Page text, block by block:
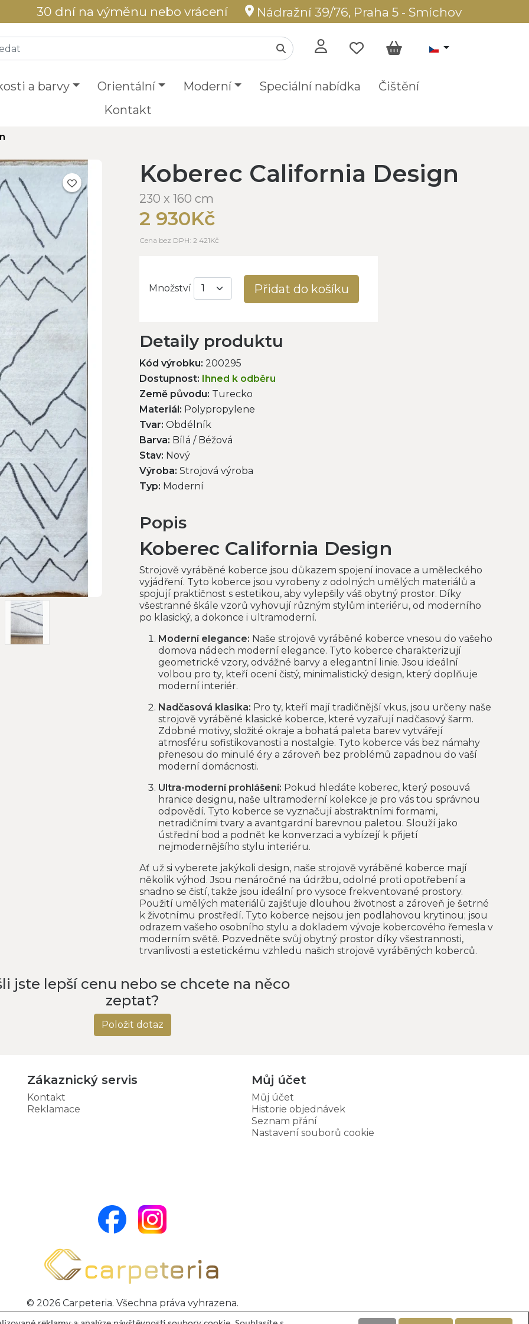
30 dní na výměnu nebo vrácení Nádražní 39/76, Praha 5 - Smíchov
a barvy Orientální Moderní Speciální nabídka
Čištění
Kontakt
Koberec California Design
230 x 160 cm
2 930Kč
Cena bez DPH: 2 421Kč
Množství Přidat do košíku
Detaily produktu
Kód výrobku: 200295
Dostupnost: Ihned k odběru
Země původu: Turecko
Materiál: Polypropylene
Tvar: Obdélník
Barva: Bílá / Béžová
Stav: Nový
Výroba: Strojová výroba
Typ: Moderní
Popis
Koberec California Design
Strojově vyráběné koberce jsou důkazem spojení inovace a uměleckého
vyjádření. Tyto koberce jsou vyrobeny z odolných umělých materiálů a
spojují praktičnost s estetikou, aby vylepšily váš obytný prostor. Díky
všestranné škále vzorů vyhovují různým stylům interiéru, od moderního
po klasický, a dokonce i ultramoderní.
Moderní elegance: Naše strojově vyráběné koberce vnesou do vašeho
domova nádech moderní elegance. Tyto koberce charakterizují
geometrické vzory, odvážné barvy a elegantní linie. Jsou ideální
volbou pro ty, kteří ocení čistý, minimalistický design, který doplňuje
moderní interiér.
Nadčasová klasika: Pro ty, kteří mají tradičnější vkus, jsou určeny naše
strojově vyráběné klasické koberce, které vyzařují nadčasový šarm.
Zdobné motivy, složité okraje a bohatá paleta barev vytvářejí
atmosféru sofistikovanosti a nostalgie. Tyto koberce vás bez námahy
přenesou do minulé éry a zároveň bez problémů zapadnou do vaší
moderní domácnosti.
Ultra-moderní prohlášení: Pokud hledáte koberec, který posouvá
hranice designu, naše ultramoderní kolekce je pro vás tou správnou
odpovědí. Tyto koberce se vyznačují abstraktními formami,
netradičními tvary a avantgardní barevnou paletou. Slouží jako
ústřední bod a podnět ke konverzaci a vybízejí k přijetí
nejmodernějšího stylu interiéru.
Ať už si vyberete jakýkoli design, naše strojově vyráběné koberce mají
několik výhod. Jsou nenáročné na údržbu, odolné proti opotřebení a
snadno se čistí, takže jsou ideální pro vysoce frekventované prostory.
Použití umělých materiálů zajišťuje dlouhou životnost a zároveň je šetrné
k životnímu prostředí. Tyto koberce nejsou jen podlahovou krytinou; jsou
odrazem vašeho osobního stylu a dokladem vývoje kobercového řemesla v
moderním světě. Pozvedněte svůj obytný prostor díky všestrannosti,
trvanlivosti a estetickému vzhledu našich strojově vyráběných koberců.
jste lepší cenu nebo se chcete na něco
zeptat?
Položit dotaz
Zákaznický servis
Kontakt
Reklamace
Můj účet
Můj účet
Historie objednávek
Seznam přání
Nastavení souborů cookie
© 2026 Carpeteria. Všechna práva vyhrazena.